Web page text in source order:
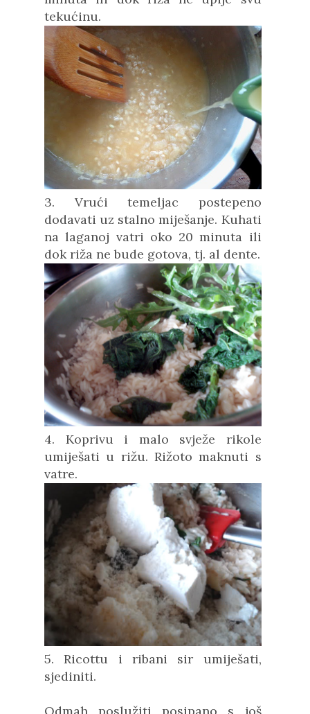
tekućinu.
3. Vrući temeljac postepeno
dodavati uz stalno miješanje. Kuhati
na laganoj vatri oko 20 minuta ili
dok riža ne bude gotova, tj. al dente.
4. Koprivu i malo svježe rikole
umiješati u rižu. Rižoto maknuti s
vatre.
5. Ricottu i ribani sir umiješati,
sjediniti.